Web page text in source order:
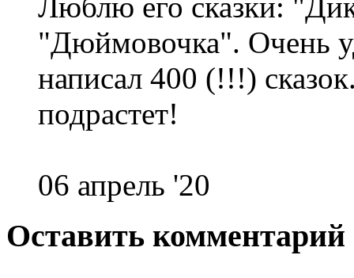
"Дюймовочка". Очень
написал 400 (!!!)
подрастет!
06 апрель '20
Оставить комментарий